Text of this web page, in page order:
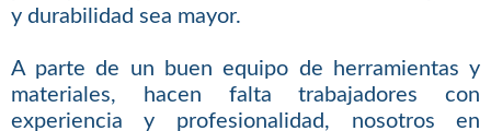
y durabilidad sea mayor.
A parte de un buen equipo de herramientas y
materiales, hacen falta trabajadores con
experiencia y profesionalidad, nosotros en